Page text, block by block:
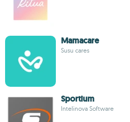
Mamacare
Susu cares
Sportium
Intelinova Software